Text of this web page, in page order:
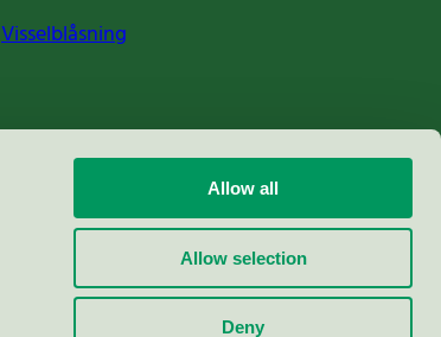
Allow all
Allow selection
Deny
Visselblåsning